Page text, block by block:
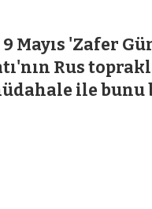
Mayıs 'Zafer
Rus
ile